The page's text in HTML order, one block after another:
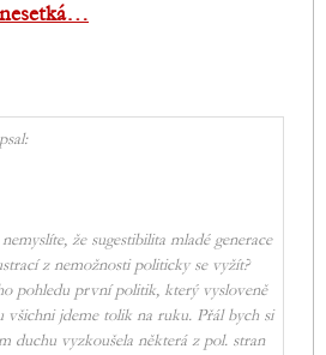
že sugestibilita mladé generace
z nemožnosti politicky se vyžít?
pohledu první politik, který vysloveně
všichni jdeme tolik na ruku. Přál bych si
duchu vyzkoušela některá z pol. stran